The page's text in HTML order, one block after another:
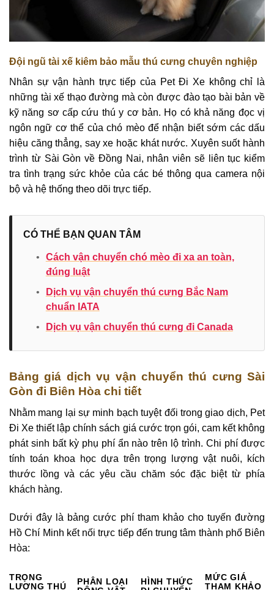
Đội ngũ tài xế kiêm bảo mẫu thú cưng chuyên nghiệp
Nhân sự vận hành trực tiếp của Pet Đi Xe không chỉ là
những tài xế thạo đường mà còn được đào tạo bài bản về
kỹ năng sơ cấp cứu thú y cơ bản. Họ có khả năng đọc vị
ngôn ngữ cơ thể của chó mèo để nhận biết sớm các dấu
hiệu căng thẳng, say xe hoặc khát nước. Xuyên suốt hành
trình từ Sài Gòn về Đồng Nai, nhân viên sẽ liên tục kiểm
tra tình trạng sức khỏe của các bé thông qua camera nội
bộ và hệ thống theo dõi trực tiếp.
CÓ THỂ BẠN QUAN TÂM
•
Cách vận chuyển chó mèo đi xa an toàn,
đúng luật
•
Dịch vụ vận chuyển thú cưng Bắc Nam
chuẩn IATA
•
Dịch vụ vận chuyển thú cưng đi Canada
Bảng giá dịch vụ vận chuyển thú cưng Sài
Gòn đi Biên Hòa chi tiết
Nhằm mang lại sự minh bạch tuyệt đối trong giao dịch, Pet
Đi Xe thiết lập chính sách giá cước trọn gói, cam kết không
phát sinh bất kỳ phụ phí ẩn nào trên lộ trình. Chi phí được
tính toán khoa học dựa trên trọng lượng vật nuôi, kích
thước lồng và các yêu cầu chăm sóc đặc biệt từ phía
khách hàng.
Dưới đây là bảng cước phí tham khảo cho tuyến đường
Hồ Chí Minh kết nối trực tiếp đến trung tâm thành phố Biên
Hòa:
TRỌNG
LƯỢNG THÚ
PHÂN LOẠI
HÌNH THỨC
MỨC GIÁ
THAM KHẢO